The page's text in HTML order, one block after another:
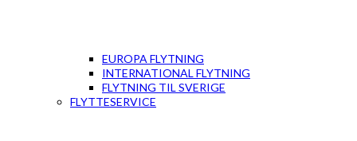
EUROPA FLYTNING
INTERNATIONAL FLYTNING
FLYTNING TIL SVERIGE
FLYTTESERVICE